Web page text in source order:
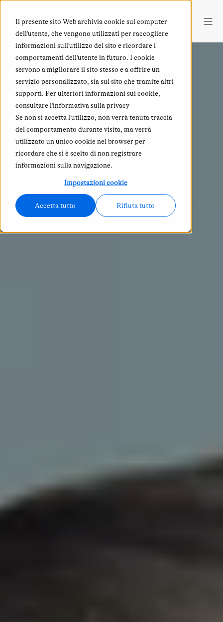
Il presente sito Web archivia cookie sul computer
dell'utente, che vengono utilizzati per raccogliere
informazioni sull'utilizzo del sito e ricordare i
comportamenti dell'utente in futuro. I cookie
servono a migliorare il sito stesso e a offrire un
servizio personalizzato, sia sul sito che tramite altri
supporti. Per ulteriori informazioni sui cookie,
consultare l'informativa sulla privacy
Se non si accetta l'utilizzo, non verrà tenuta traccia
del comportamento durante visita, ma verrà
utilizzato un unico cookie nel browser per
ricordare che si è scelto di non registrare
informazioni sulla navigazione.
Impostazioni cookie
Accetta tutto Rifiuta tutto